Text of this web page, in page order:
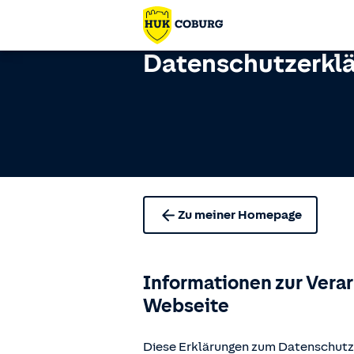
Zu meiner Homepage
Informationen zur
Webseite
Diese Erklärungen zum